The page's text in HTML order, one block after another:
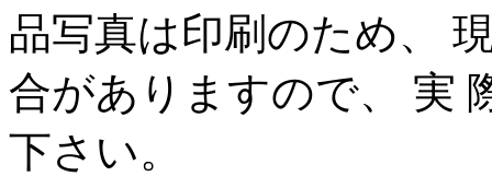
品写真は印刷のため、
合がありますので、 実
下さい。